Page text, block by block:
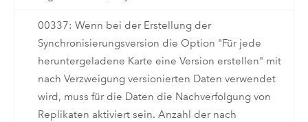
00337: Wenn bei der Erstellung der
Synchronisierungsversion die Option "Für jede
heruntergeladene Karte eine Version erstellen" mit
nach Verzweigung versionierten Daten verwendet
wird, muss für die Daten die Nachverfolgung von
Replikaten aktiviert sein. Anzahl der nach